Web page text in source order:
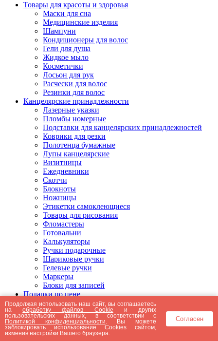
Товары для красоты и здоровья
Маски для сна
Медицинские изделия
Шампуни
Кондиционеры для волос
Гели для душа
Жидкое мыло
Косметички
Лосьон для рук
Расчески для волос
Резинки для волос
Канцелярские принадлежности
Лазерные указки
Пломбы номерные
Подставки для канцелярских принадлежностей
Коврики для резки
Полотенца бумажные
Лупы канцелярские
Визитницы
Ежедневники
Скотчи
Блокноты
Ножницы
Этикетки самоклеющиеся
Товары для рисования
Фломастеры
Готовальни
Калькуляторы
Ручки подарочные
Шариковые ручки
Гелевые ручки
Маркеры
Блоки для записей
Подарки по цене
Подарки от 5000 рублей
Подарки до 5000 рублей
Подарки до 3000 рублей
Подарки до 2000 рублей
Подарки до 1000 рублей
Продолжая использовать наш сайт, вы соглашаетесь
наобработку файлов Cookie и других
пользовательских данных, в соответствии с
Политикой конфиденциальности . Вы можете
заблокировать использование Cookies сайтом,
изменив настройки Вашего браузера.
Согласен